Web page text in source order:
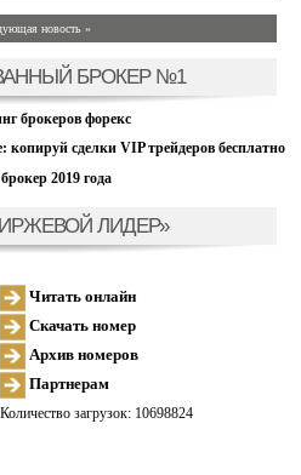
новость »
БРОКЕР №1
брокеров форекс
копируй сделки VIP трейдеров бесплатно
2019 года
ЛИДЕР»
Читать онлайн
Скачать номер
Архив номеров
Партнерам
Количество загрузок: 10698824